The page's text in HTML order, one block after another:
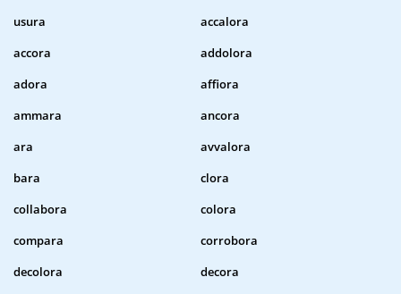
usura
accalora
accora
addolora
adora
affiora
ammara
ancora
ara
avvalora
bara
clora
collabora
colora
compara
corrobora
decolora
decora